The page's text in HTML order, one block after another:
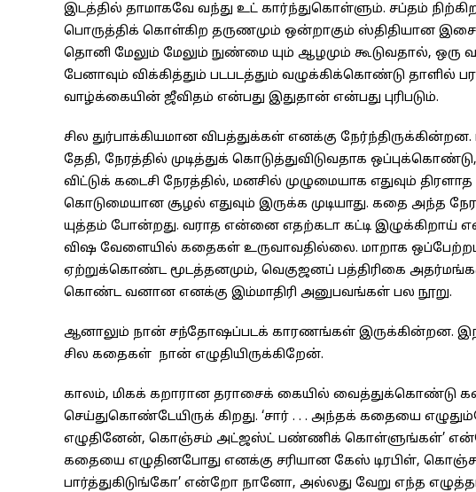
இடத்தில் தாமாகவே வந்து உட் கார்ந்துகொள்ளும். சப்தம்
பொருத்திக் கொள்கிற தருணமும் ஒன்றாகும் ஸ்திதியான
தொனி மேலும் மேலும் நுண்மை யும் ஆழமும் கூடுவதால், ஒரு
பேனாவும் விக்கித்தும் படபடத்தும் வழுக்கிக்கொண்டு தாளில்
வாழ்க்கையின் ஜீவிதம் என்பது இதுதான் என்பது புரிபடும்.
சில துர்பாக்கியமான விபத்துக்கள் எனக்கு
தேதி, நேரத்தில் முடித்துக் கொடுத்துவிடுவதாக
விட்டுக் கடைசி நேரத்தில், மனசில் முழுமையாக எதுவும்
கொடுமையான சூழல் எதுவும் இருக்க முடியாது. கதை அந்த
யுத்தம் போன்றது. வராத என்னை எதற்கடா கட்டி இழுக்கிறாய்
விஷ வேளையில் கதைகள் உருவாவதில்லை. மாறாக
ஏற்றுக்கொண்ட மூடத்தனமும், வெகுஜனப் பத்திரிகை
கொண்ட வனான எனக்கு இம்மாதிரி அனுபவங்கள் பல நூறு.
ஆனாலும் நான் சந்தோஷப்படக் காரணங்கள் இருக்கின்றன.
சில கதைகள் நான் எழுதியிருக்கிறேன்.
காலம், மிகக் கறாரான தராசைக் கையில் வைத்துக்கொண்டு
செய்துகொண்டேயிருக் கிறது. ‘சார் . . . அந்தக் கதையை
எழுதினேன், கொஞ்சம் அட்ஜஸ்ட் பண்ணிக் கொள்ளுங்கள்’
கதையை எழுதினபோது எனக்கு சரியான கேஸ் டிரபிள், கொஞ்சம்
பார்த்துகிடுங்கோ’ என்றோ நானோ, அல்லது வேறு எந்த